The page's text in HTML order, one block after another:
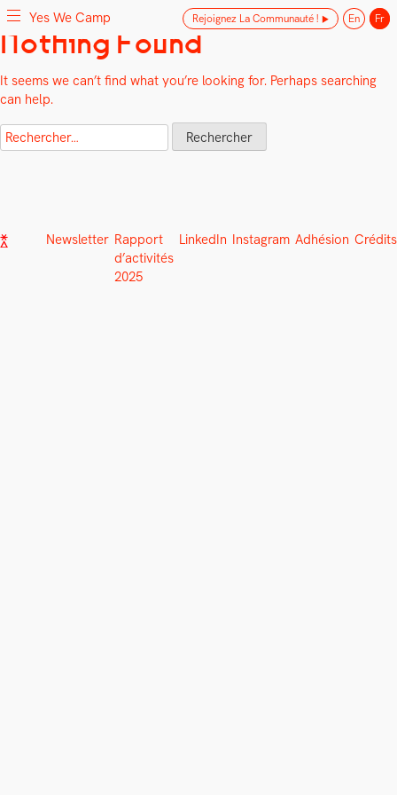
toYes We Camp
Utilisation inventive des espaces disponibles
Nothing Found
It seems we can’t find what you’re looking for. Perhaps searching
can help.
Rechercher :
Newsletter Rapport
d’activités
2025
LinkedIn Instagram Adhésion Crédits
Yes We Camp Rejoignez La Communauté ! En Fr